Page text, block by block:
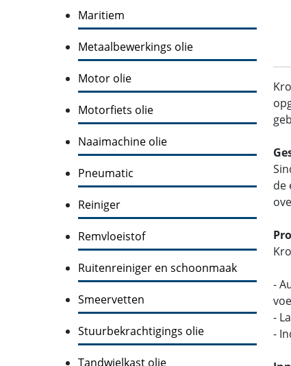
Maritiem
Metaalbewerkings olie
Motor olie
Motorfiets olie
Naaimachine olie
Pneumatic
Reiniger
Remvloeistof
Ruitenreiniger en schoonmaak
Smeervetten
Stuurbekrachtigings olie
Tandwielkast olie
de
-
-
-